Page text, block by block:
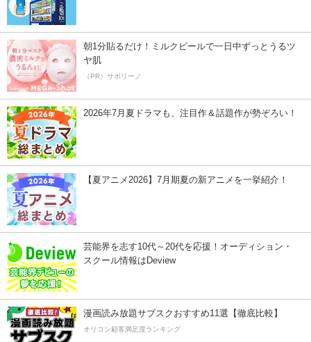
朝1分貼るだけ！ミルクピールで一日中ずっとうるツ
ヤ肌
（PR）サボリーノ
2026年7月夏ドラマも、注目作＆話題作が勢ぞろい！
【夏アニメ2026】7月期夏の新アニメを一挙紹介！
芸能界を志す10代～20代を応援！オーディション・
スクール情報はDeview
漫画読み放題サブスクおすすめ11選【徹底比較】
オリコン顧客満足度ランキング